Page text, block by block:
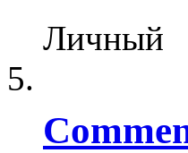
Личный